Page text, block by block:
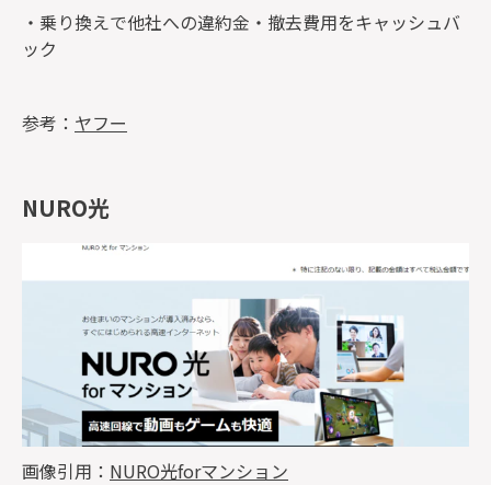
・乗り換えで他社への違約金・撤去費用をキャッシュバ
ック
参考： ヤフー
NURO光
画像引用： NURO光forマンション